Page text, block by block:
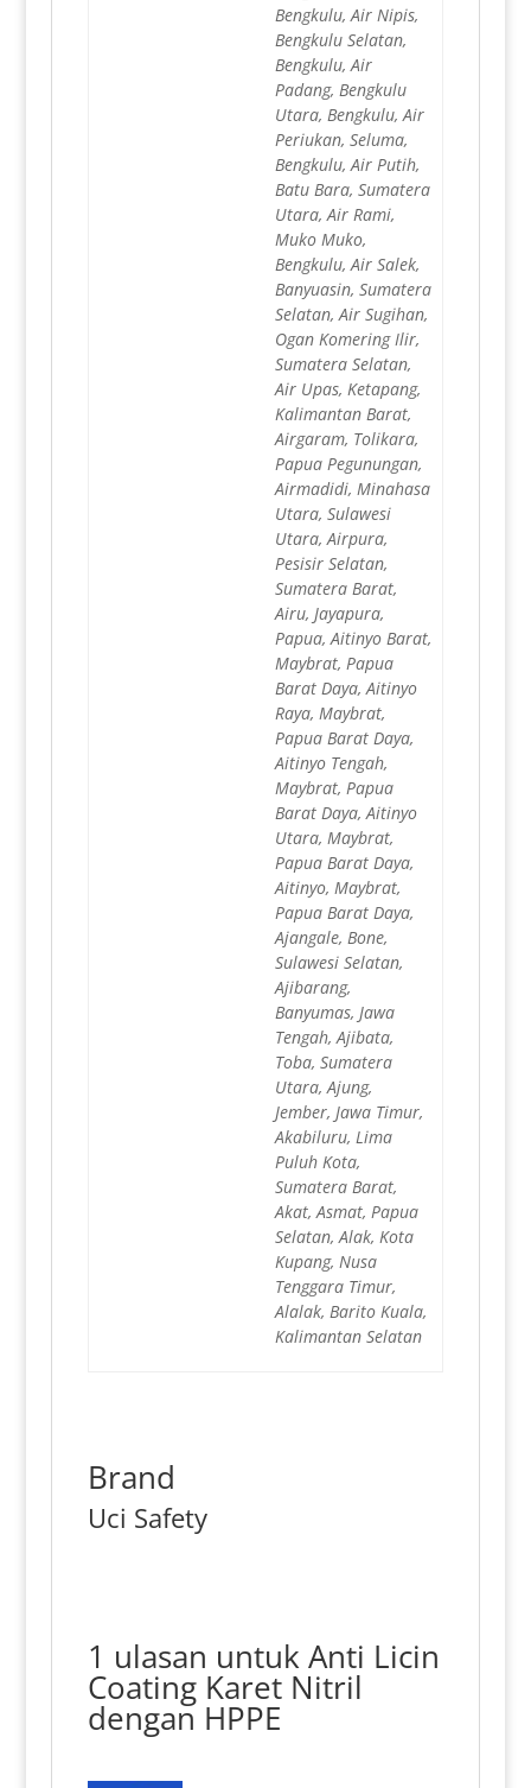
Bengkulu, Air Nipis,
Bengkulu Selatan,
Bengkulu, Air
Padang, Bengkulu
Utara, Bengkulu, Air
Periukan, Seluma,
Bengkulu, Air Putih,
Batu Bara, Sumatera
Utara, Air Rami,
Muko Muko,
Bengkulu, Air Salek,
Banyuasin, Sumatera
Selatan, Air Sugihan,
Ogan Komering Ilir,
Sumatera Selatan,
Air Upas, Ketapang,
Kalimantan Barat,
Airgaram, Tolikara,
Papua Pegunungan,
Airmadidi, Minahasa
Utara, Sulawesi
Utara, Airpura,
Pesisir Selatan,
Sumatera Barat,
Airu, Jayapura,
Papua, Aitinyo Barat,
Maybrat, Papua
Barat Daya, Aitinyo
Raya, Maybrat,
Papua Barat Daya,
Aitinyo Tengah,
Maybrat, Papua
Barat Daya, Aitinyo
Utara, Maybrat,
Papua Barat Daya,
Aitinyo, Maybrat,
Papua Barat Daya,
Ajangale, Bone,
Sulawesi Selatan,
Ajibarang,
Banyumas, Jawa
Tengah, Ajibata,
Toba, Sumatera
Utara, Ajung,
Jember, Jawa Timur,
Akabiluru, Lima
Puluh Kota,
Sumatera Barat,
Akat, Asmat, Papua
Selatan, Alak, Kota
Kupang, Nusa
Tenggara Timur,
Alalak, Barito Kuala,
Kalimantan Selatan
Brand
Uci Safety
1 ulasan untukAnti Licin
Coating Karet Nitril
dengan HPPE